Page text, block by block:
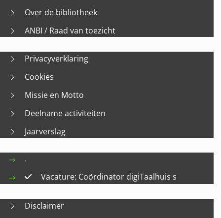
Over de bibliotheek
ANBI / Raad van toezicht
Privacyverklaring
Cookies
Missie en Motto
Deelname activiteiten
Jaarverslag
.
Vacature: Coördinator digiTaalhuis s
Disclaimer